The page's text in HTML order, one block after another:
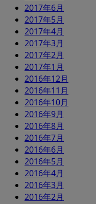
2017年6月
2017年5月
2017年4月
2017年3月
2017年2月
2017年1月
2016年12月
2016年11月
2016年10月
2016年9月
2016年8月
2016年7月
2016年6月
2016年5月
2016年4月
2016年3月
2016年2月